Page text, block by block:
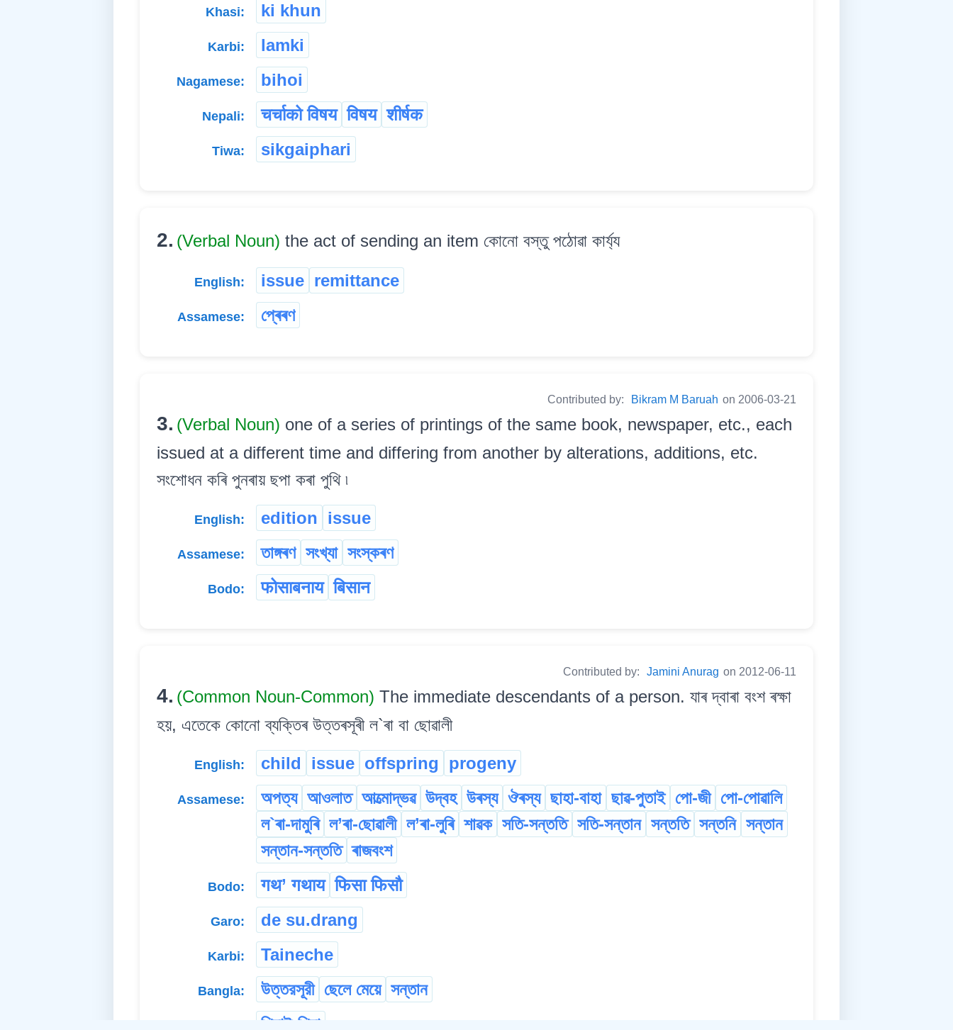
Khasi: ki khun
Karbi: lamki
Nagamese: bihoi
Nepali: चर्चाको विषय विषय शीर्षक
Tiwa: sikgaiphari
2. (Verbal Noun) the act of sending an item কোনো বস্তু পঠোৱা কাৰ্য্য
English: issue remittance
Assamese: প্ৰেৰণ
Contributed by: Bikram M Baruah on 2006-03-21
3. (Verbal Noun) one of a series of printings of the same book, newspaper, etc., each
issued at a different time and differing from another by alterations, additions, etc.
সংশোধন কৰি পুনৰায় ছপা কৰা পুথি ৷
English: edition issue
Assamese: তাঙ্গৰণ সংখ্যা সংস্কৰণ
Bodo: फोसाबनाय बिसान
Contributed by: Jamini Anurag on 2012-06-11
4. (Common Noun-Common) The immediate descendants of a person. যাৰ দ্বাৰা বংশ ৰক্ষা
হয়, এতেকে কোনো ব্যক্তিৰ উত্তৰসূৰী ল`ৰা বা ছোৱালী
English: child issue offspring progeny
Assamese: অপত্য আওলাত আত্মোদ্ভৱ উদ্বহ উৰস্য ঔৰস্য ছাহা-বাহা ছাৱ-পুতাই পো-জী পো-পোৱালি
ল`ৰা-দামুৰি ল’ৰা-ছোৱালী ল’ৰা-লুৰি শাৱক সতি-সন্ততি সতি-সন্তান সন্ততি সন্তনি সন্তান
সন্তান-সন্ততি ৰাজবংশ
Bodo: गथ’ गथाय फिसा फिसौ
Garo: de su.drang
Karbi: Taineche
Bangla: উত্তরসূরী ছেলে মেয়ে সন্তান
পিচাই-পিচা